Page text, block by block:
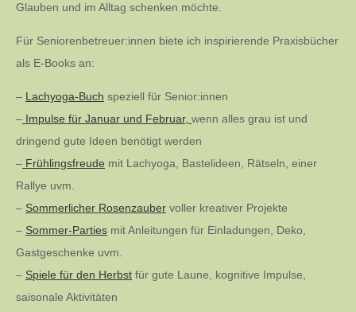
Glauben und im Alltag schenken möchte.
Für Seniorenbetreuer:innen biete ich inspirierende Praxisbücher
als E-Books an:
– Lachyoga-Buch speziell für Senior:innen
– Impulse für Januar und Februar, wenn alles grau ist und
dringend gute Ideen benötigt werden
– Frühlingsfreude mit Lachyoga, Bastelideen, Rätseln, einer
Rallye uvm.
– Sommerlicher Rosenzauber voller kreativer Projekte
– Sommer-Parties mit Anleitungen für Einladungen, Deko,
Gastgeschenke uvm.
– Spiele für den Herbst für gute Laune, kognitive Impulse,
saisonale Aktivitäten